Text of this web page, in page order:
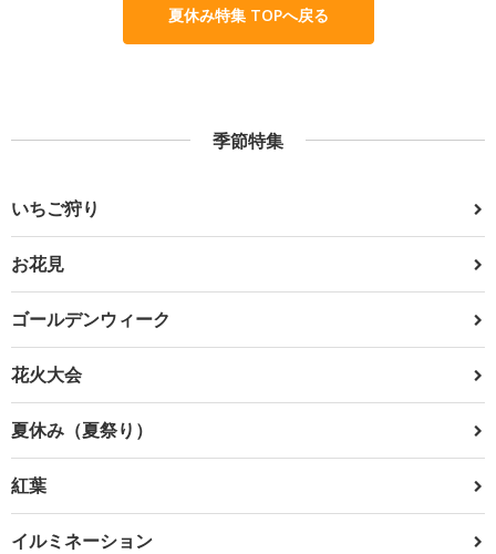
夏休み特集 TOPへ戻る
季節特集
いちご狩り
お花見
ゴールデンウィーク
花火大会
夏休み（夏祭り）
紅葉
イルミネーション